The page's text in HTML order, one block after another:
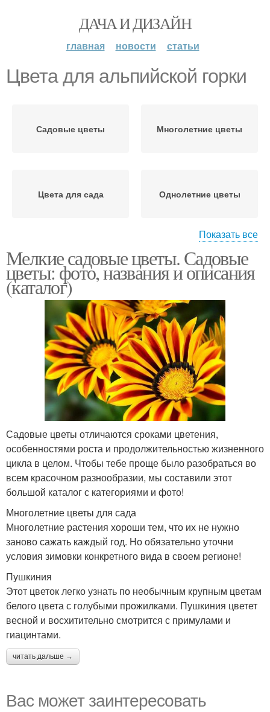
ДАЧА И ДИЗАЙН
главная новости статьи
Цвета для альпийской горки
Садовые цветы Многолетние цветы
Цвета для сада Однолетние цветы
Низкорослые цветы
Растения для
альпийской горки
Весенние цветы Синие цветы
Голубые цветы Односезонные цветы
Неприхотливые цветы Цвета для дачи
Показать все
Мелкие садовые цветы. Садовые
цветы: фото, названия и описания
(каталог)
Садовые цветы отличаются сроками цветения,
особенностями роста и продолжительностью жизненного
цикла в целом. Чтобы тебе проще было разобраться во
всем красочном разнообразии, мы составили этот
большой каталог с категориями и фото!
Многолетние цветы для сада
Многолетние растения хороши тем, что их не нужно
заново сажать каждый год. Но обязательно уточни
условия зимовки конкретного вида в своем регионе!
Пушкиния
Этот цветок легко узнать по необычным крупным цветам
белого цвета с голубыми прожилками. Пушкиния цветет
весной и восхитительно смотрится с примулами и
гиацинтами.
читать дальше →
Вас может заинтересовать